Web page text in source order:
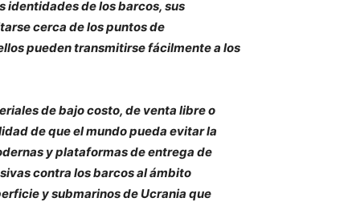
identidades de los barcos, sus
cerca de los puntos de
pueden transmitirse fácilmente a los
de bajo costo, de venta libre o
de que el mundo pueda evitar la
y plataformas de entrega de
contra los barcos al ámbito
y submarinos de Ucrania que